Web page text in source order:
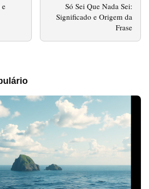
e
Só Sei Que Nada Sei:
Significado e Origem da
Frase